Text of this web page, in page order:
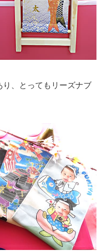
、とってもリーズナブ